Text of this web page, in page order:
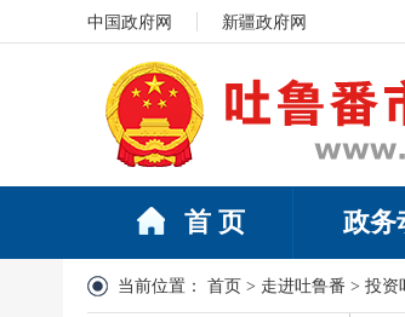
中国政府网 新疆政府网
首 页 政务
当前位置： 首页 > 走进吐鲁番 > 投资